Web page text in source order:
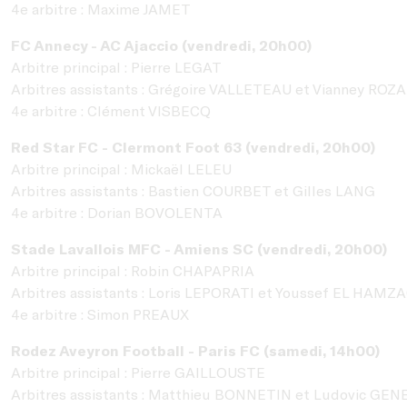
4e arbitre : Maxime JAMET
FC Annecy - AC Ajaccio (vendredi, 20h00)
Arbitre principal : Pierre LEGAT
Arbitres assistants : Grégoire VALLETEAU et Vianney
4e arbitre : Clément VISBECQ
Red Star FC - Clermont Foot 63 (vendredi, 20h00)
Arbitre principal : Mickaël LELEU
Arbitres assistants : Bastien COURBET et Gilles LANG
4e arbitre : Dorian BOVOLENTA
Stade Lavallois MFC - Amiens SC (vendredi, 20h00)
Arbitre principal : Robin CHAPAPRIA
Arbitres assistants : Loris LEPORATI et Youssef EL
4e arbitre : Simon PREAUX
Rodez Aveyron Football - Paris FC (samedi, 14h00)
Arbitre principal : Pierre GAILLOUSTE
Arbitres assistants : Matthieu BONNETIN et Ludovic